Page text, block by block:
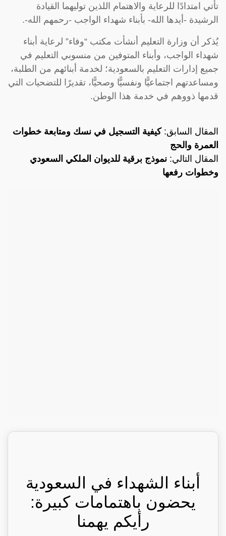
تأتي امتدادًا للرعاية والاهتمام اللذين توليهما القيادة
الرشيدة -أيدها الله- بأبناء شهداء الواجب -رحمهم الله-.
يُذكر أن وزارة التعليم أنشأت مكتب “وفاء” لرعاية أبناء
شهداء الواجب، وأبناء المتوفين من منسوبي التعليم في
جميع إدارات التعليم بالسعودية؛ لخدمة أبنائهم من الطلبة،
ومساعدتهم اجتماعيًّا ونفسيًّا وصحيًّا، تقديرًا للتضحيات التي
قدمها ذووهم في خدمة هذا الوطن.
المقال السابق:كيفية التسجيل في نسك ومتابعة خطوات
العمرة والحج
المقال التالي: نموذج برقية للديوان الملكي السعودي
وخطوات رفعها
أبناء الشهداء في السعودية
يحضون باهتمامات كبيرة:
رأيكم يهمنا